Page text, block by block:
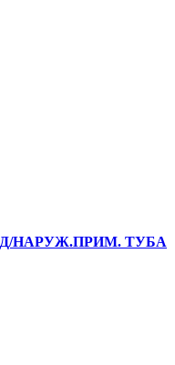
Д/НАРУЖ.ПРИМ. ТУБА